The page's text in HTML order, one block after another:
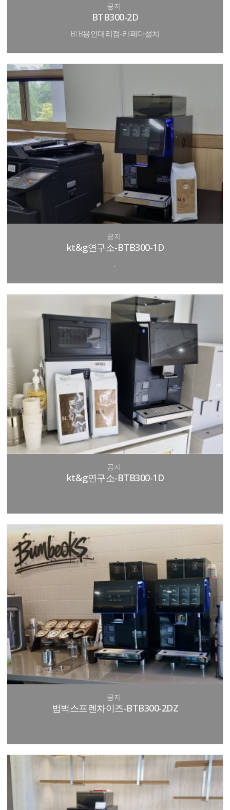
공지
BTB300-2D
BTB용인대리점-카페다설치
공지
kt&g연구소-BTB300-1D
공지
kt&g연구소-BTB300-1D
공지
범벅스프렌차이즈-BTB300-2DZ
.